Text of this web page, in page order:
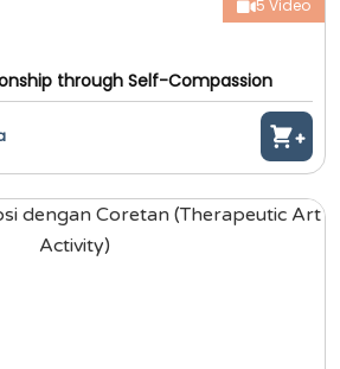
5 Video
through Self-Compassion